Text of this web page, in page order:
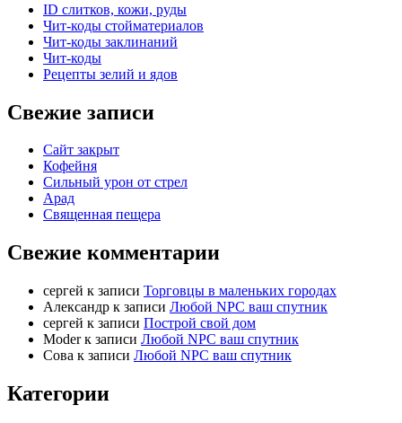
ID слитков, кожи, руды
Чит-коды стойматериалов
Чит-коды заклинаний
Чит-коды
Рецепты зелий и ядов
Свежие записи
Сайт закрыт
Кофейня
Cильный урон от стрел
Арад
Священная пещера
Свежие комментарии
cергей к записи Торговцы в маленьких городах
Александр к записи Любой NPC ваш спутник
cергей к записи Построй свой дом
Moderк записи Любой NPC ваш спутник
Сова к записи Любой NPC ваш спутник
Категории